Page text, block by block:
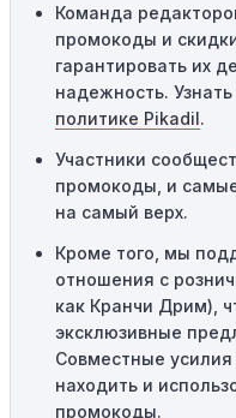
предназначены
использования. Если
другим, он не будет
Технические сбои:
привести к
таких случаях
службу поддержки.
Команда
промокоды и
гарантировать их
надежность.
политике Pikadil.
Участники
промокоды, и
на самый верх.
Кроме того, мы
отношения с
как Кранчи Дрим),
эксклюзивные
Совместные
находить и
промокоды.